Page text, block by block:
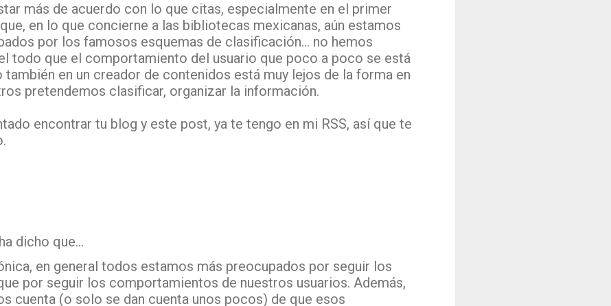
más de acuerdo con lo que citas, especialmente en el primer
en lo que concierne a las bibliotecas mexicanas, aún estamos
por los famosos esquemas de clasificación... no hemos
todo que el comportamiento del usuario que poco a poco se está
en un creador de contenidos está muy lejos de la forma en
pretendemos clasificar, organizar la información.
encontrar tu blog y este post, ya te tengo en mi RSS, así que te
ha dicho que…
en general todos estamos más preocupados por seguir los
por seguir los comportamientos de nuestros usuarios. Además,
cuenta (o solo se dan cuenta unos pocos) de que esos